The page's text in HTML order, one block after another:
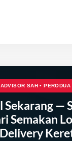
SAH • PERODUA
Sekarang —
Semakan
Delivery